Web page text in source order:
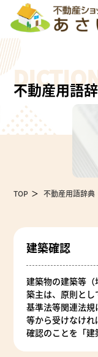
不動産用語
TOP 不動産用語辞典
建築確認
建築物の建築等
築主は、原則と
基準法等関連法
等から受けなけ
確認のことを「建